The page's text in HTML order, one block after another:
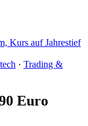
Kurs auf Jahrestief
· Trading &
Euro